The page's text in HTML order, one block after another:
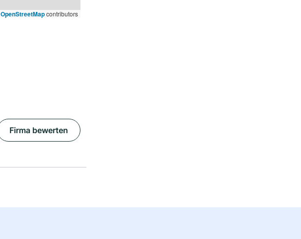
OpenStreetMapcontributors
Firma bewerten